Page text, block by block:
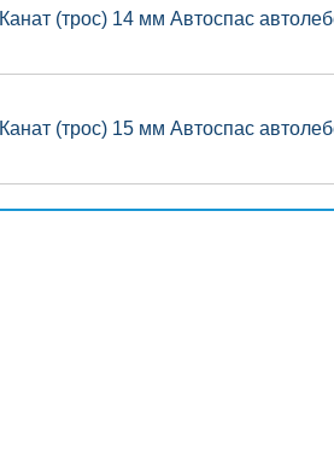
Канат (трос) 14 мм Автоспас
Канат (трос) 15 мм Автоспас